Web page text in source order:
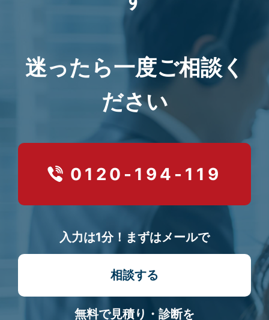
迷ったら一度ご相談く
ださい
0120-194-119
入力は1分！まずはメールで
相談する
無料で見積り・診断を